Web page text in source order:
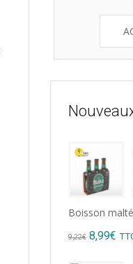
Boisson
9,22€ Original
8,99€